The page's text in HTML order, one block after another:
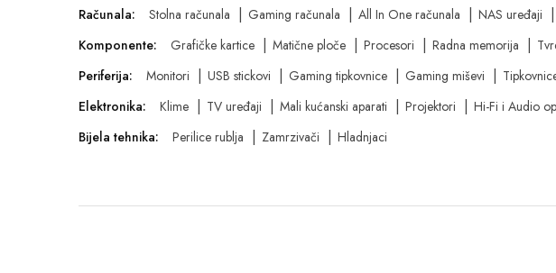
Računala: Stolna računala Gaming računala All In One računala NAS uređaji
Komponente:
Grafičke kartice Matične ploče Procesori Radna memorija
Periferija:
Monitori USB stickovi Gaming tipkovnice Gaming miševi
Elektronika:
Klime TV uređaji Mali kućanski aparati Projektori Hi-Fi i Audio
Bijela tehnika:
Perilice rublja Zamrzivači Hladnjaci